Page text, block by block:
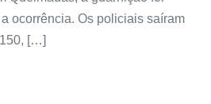
ocorrência. Os policiais saíram
[…]